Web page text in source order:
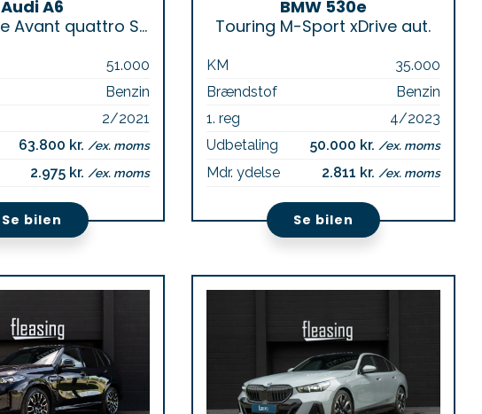
Audi A6
TFSi e S-line Avant quattro S-tr.
51.000
Benzin
2/2021
63.800 kr. /ex. moms
2.975 kr. /ex. moms
Se bilen
BMW 530e
Touring M-Sport xDrive aut.
KM
35.000
Brændstof
Benzin
1. reg
4/2023
Udbetaling
50.000 kr. /ex. moms
Mdr. ydelse 2.811 kr. /ex. moms
Se bilen